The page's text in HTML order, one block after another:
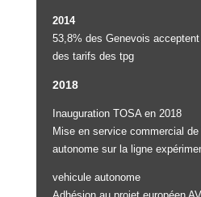
2014
53,8% des Genevois
des tarifs des tpg
2018
Inauguration TOSA en 2018
Mise en service commercial
autonome sur la ligne
vehicule autonome